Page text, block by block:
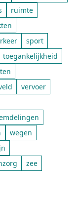
ruimte
sport
toegankelijkheid
vervoer
wegen
zee